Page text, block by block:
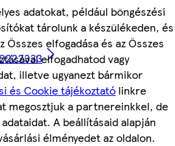
adatokat, például böngészési
tárolunk a készülékeden, és
Összes elfogadása és az Összes
elfogadhatod vagy
illetve ugyanezt bármikor
és Cookie tájékoztató linkre
megosztjuk a partnereinkkel, de
A beállításaid alapján
élményedet az oldalon.